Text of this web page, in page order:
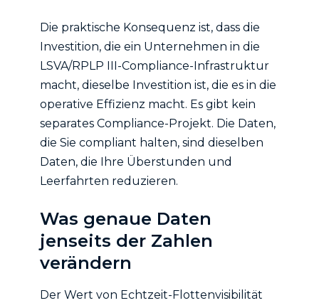
Die praktische Konsequenz ist, dass die
Investition, die ein Unternehmen in die
LSVA/RPLP III-Compliance-Infrastruktur
macht, dieselbe Investition ist, die es in die
operative Effizienz macht. Es gibt kein
separates Compliance-Projekt. Die Daten,
die Sie compliant halten, sind dieselben
Daten, die Ihre Überstunden und
Leerfahrten reduzieren.
Was genaue Daten
jenseits der Zahlen
verändern
Der Wert von Echtzeit-Flottenvisibilität